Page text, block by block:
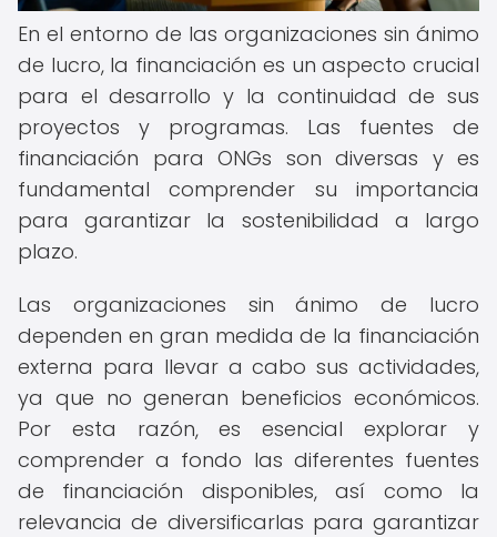
En el entorno de las organizaciones sin ánimo
de lucro, la financiación es un aspecto crucial
para el desarrollo y la continuidad de sus
proyectos y programas. Las fuentes de
financiación para ONGs son diversas y es
fundamental comprender su importancia
para garantizar la sostenibilidad a largo
plazo.
Las organizaciones sin ánimo de lucro
dependen en gran medida de la financiación
externa para llevar a cabo sus actividades,
ya que no generan beneficios económicos.
Por esta razón, es esencial explorar y
comprender a fondo las diferentes fuentes
de financiación disponibles, así como la
relevancia de diversificarlas para garantizar